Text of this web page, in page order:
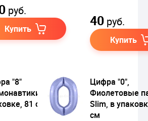
руб.
Купить 40 руб.
Купить
"8"
в
81 см
Цифра "0",
Фиолетовые
Slim, в
см